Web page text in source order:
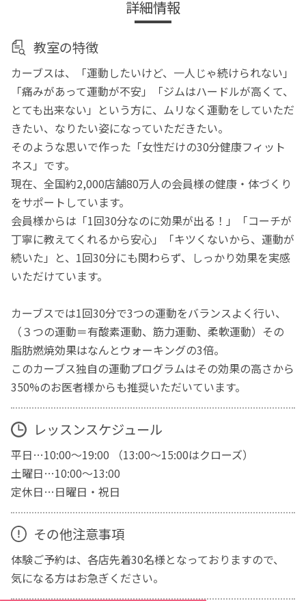
詳細情報
教室の特徴
カーブスは、「運動したいけど、一人じゃ続けられない」
「痛みがあって運動が不安」「ジムはハードルが高くて、
とても出来ない」という方に、ムリなく運動をしていただ
きたい、なりたい姿になっていただきたい。
そのような思いで作った「女性だけの30分健康フィット
ネス」です。
現在、全国約2,000店舗80万人の会員様の健康・体づくり
をサポートしています。
会員様からは「1回30分なのに効果が出る！」「コーチが
丁寧に教えてくれるから安心」「キツくないから、運動が
続いた」と、1回30分にも関わらず、しっかり効果を実感
いただけています。
カーブスでは1回30分で3つの運動をバランスよく行い、
（３つの運動＝有酸素運動、筋力運動、柔軟運動）その
脂肪燃焼効果はなんとウォーキングの3倍。
このカーブス独自の運動プログラムはその効果の高さから
350%のお医者様からも推奨いただいています。
レッスンスケジュール
平日…10:00～19:00 （13:00～15:00はクローズ）
土曜日…10:00～13:00
定休日…日曜日・祝日
その他注意事項
体験ご予約は、各店先着30名様となっておりますので、
気になる方はお急ぎください。